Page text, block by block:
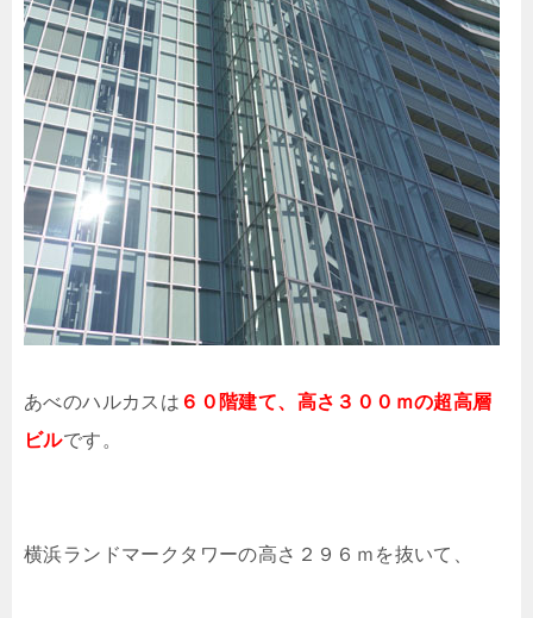
あべのハルカスは ６０階建て、高さ３００ｍの超高層
ビルです。
横浜ランドマークタワーの高さ２９６ｍを抜いて、